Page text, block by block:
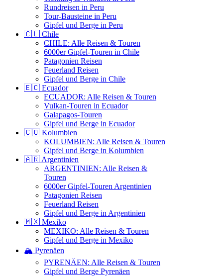
Rundreisen in Peru
Tour-Bausteine in Peru
Gipfel und Berge in Peru
🇨🇱 Chile
CHILE: Alle Reisen & Touren
6000er Gipfel-Touren in Chile
Patagonien Reisen
Feuerland Reisen
Gipfel und Berge in Chile
🇪🇨 Ecuador
ECUADOR: Alle Reisen & Touren
Vulkan-Touren in Ecuador
Galapagos-Touren
Gipfel und Berge in Ecuador
🇨🇴 Kolumbien
KOLUMBIEN: Alle Reisen & Touren
Gipfel und Berge in Kolumbien
🇦🇷 Argentinien
ARGENTINIEN: Alle Reisen &
Touren
6000er Gipfel-Touren Argentinien
Patagonien Reisen
Feuerland Reisen
Gipfel und Berge in Argentinien
🇲🇽 Mexiko
MEXIKO: Alle Reisen & Touren
Gipfel und Berge in Mexiko
🏔️ Pyrenäen
PYRENÄEN: Alle Reisen & Touren
Gipfel und Berge Pyrenäen